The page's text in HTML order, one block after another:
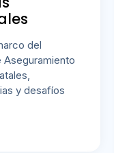
del
Aseguramiento
y desafíos